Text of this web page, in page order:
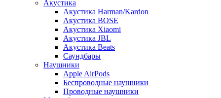
Акустика
Акустика Harman/Kardon
Акустика BOSE
Акустика Xiaomi
Акустика JBL
Акустика Beats
Саундбары
Наушники
Apple AirPods
Беспроводные наушники
Проводные наушники